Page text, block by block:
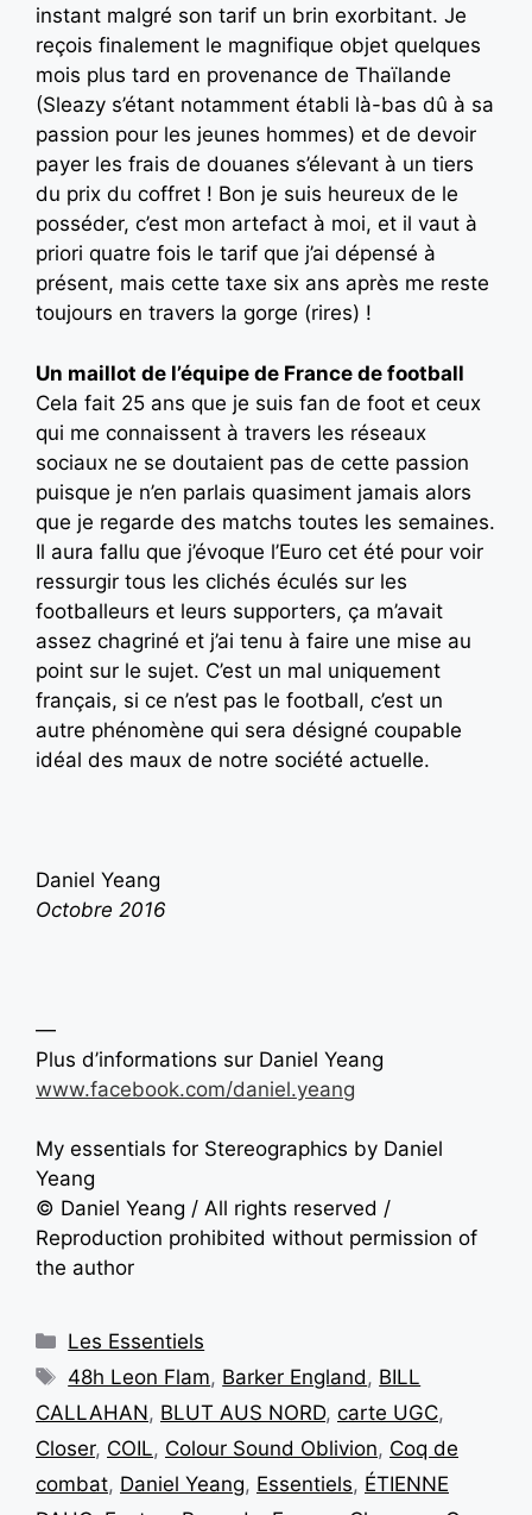
instant malgré son tarif un brin exorbitant. Je
reçois finalement le magnifique objet quelques
mois plus tard en provenance de Thaïlande
(Sleazy s’étant notamment établi là-bas dû à sa
passion pour les jeunes hommes) et de devoir
payer les frais de douanes s’élevant à un tiers
du prix du coffret ! Bon je suis heureux de le
posséder, c’est mon artefact à moi, et il vaut à
priori quatre fois le tarif que j’ai dépensé à
présent, mais cette taxe six ans après me reste
toujours en travers la gorge (rires) !
Un maillot de l’équipe de France de football
Cela fait 25 ans que je suis fan de foot et ceux
qui me connaissent à travers les réseaux
sociaux ne se doutaient pas de cette passion
puisque je n’en parlais quasiment jamais alors
que je regarde des matchs toutes les semaines.
Il aura fallu que j’évoque l’Euro cet été pour voir
ressurgir tous les clichés éculés sur les
footballeurs et leurs supporters, ça m’avait
assez chagriné et j’ai tenu à faire une mise au
point sur le sujet. C’est un mal uniquement
français, si ce n’est pas le football, c’est un
autre phénomène qui sera désigné coupable
idéal des maux de notre société actuelle.
Daniel Yeang
Octobre 2016
—
Plus d’informations sur Daniel Yeang
www.facebook.com/daniel.yeang
My essentials for Stereographics by Daniel
Yeang
© Daniel Yeang / All rights reserved /
Reproduction prohibited without permission of
the author
Les Essentiels
48h Leon Flam, Barker England, BILL
CALLAHAN, BLUT AUS NORD, carte UGC,
Closer, COIL, Colour Sound Oblivion, Coq de
combat, Daniel Yeang, Essentiels, ÉTIENNE